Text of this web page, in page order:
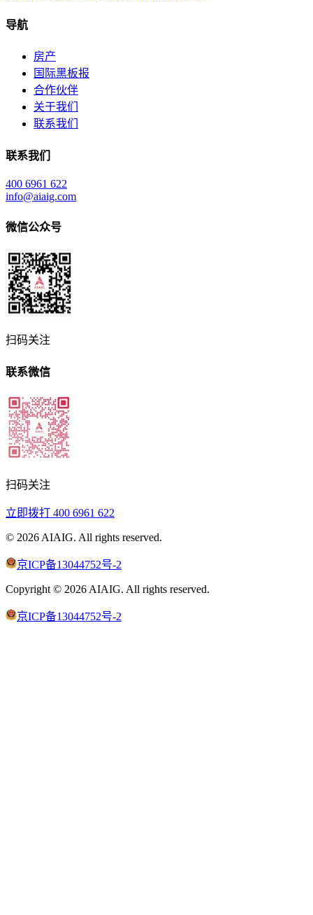
导航
房产
国际黑板报
合作伙伴
关于我们
联系我们
联系我们
400 6961 622
info@aiaig.com
微信公众号
扫码关注
联系微信
扫码关注
立即拨打 400 6961 622
© 2026 AIAIG. All rights reserved.
京ICP备13044752号-2
Copyright © 2026 AIAIG. All rights reserved.
京ICP备13044752号-2